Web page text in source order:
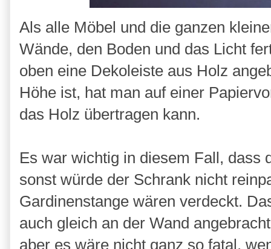
Als alle Möbel und die ganzen
Wände, den Boden und das Licht
oben eine Dekoleiste aus Holz
Höhe ist, hat man auf einer
das Holz übertragen kann.
Es war wichtig in diesem Fall, dass
sonst würde der Schrank nicht
Gardinenstange wären verdeckt.
auch gleich an der Wand
aber es wäre nicht ganz so fatal,